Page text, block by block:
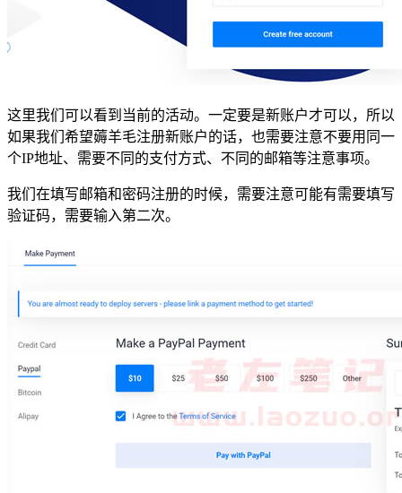
这里我们可以看到当前的活动。一定要是新账户才可以，所以
如果我们希望薅羊毛注册新账户的话，也需要注意不要用同一
个IP地址、需要不同的支付方式、不同的邮箱等注意事项。
我们在填写邮箱和密码注册的时候，需要注意可能有需要填写
验证码，需要输入第二次。